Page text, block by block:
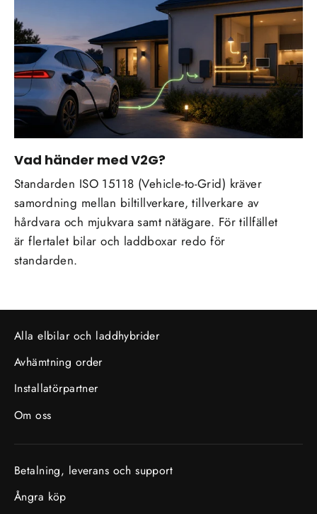
Vad händer med V2G?
Standarden ISO 15118 (Vehicle-to-Grid) kräver
samordning mellan biltillverkare, tillverkare av
hårdvara och mjukvara samt nätägare. För tillfället
är flertalet bilar och laddboxar redo för
standarden.
Alla elbilar och laddhybrider
Avhämtning order
Installatörpartner
Om oss
Betalning, leverans och support
Ångra köp